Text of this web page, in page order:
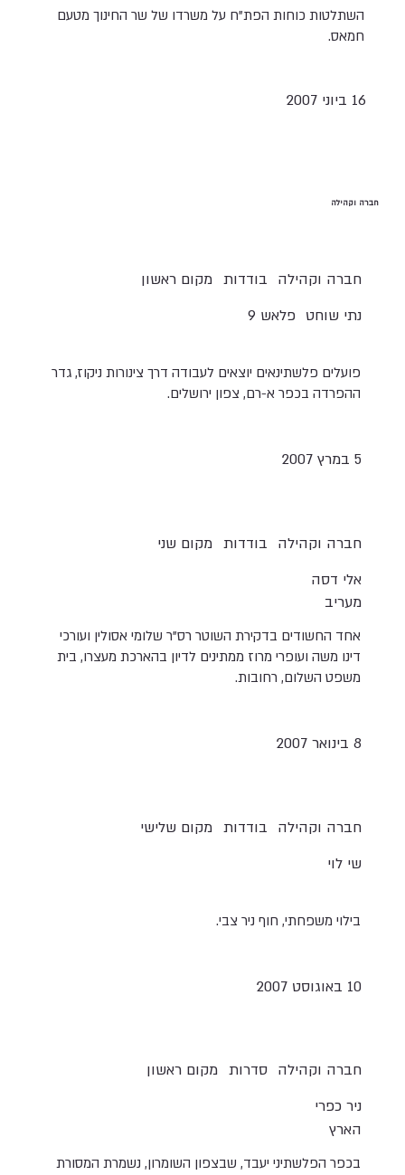
השתלטות כוחות הפת"ח על משרדו של שר החינוך מטעם
חמאס.
16 ביוני 2007
חברה וקהילה
מקום ראשון בודדות חברה וקהילה
פלאש 9 נתי שוחט
פועלים פלשתינאים יוצאים לעבודה דרך צינורות ניקוז, גדר
ההפרדה בכפר א-רם, צפון ירושלים.
5 במרץ 2007
מקום שני בודדות חברה וקהילה
אלי דסה
מעריב
אחד החשודים בדקירת השוטר רס"ר שלומי אסולין ועורכי
דינו משה ועופרי מרוז ממתינים לדיון בהארכת מעצרו, בית
משפט השלום, רחובות.
8 בינואר 2007
מקום שלישי בודדות חברה וקהילה
שי לוי
בילוי משפחתי, חוף ניר צבי.
10 באוגוסט 2007
מקום ראשון סדרות חברה וקהילה
ניר כפרי
הארץ
בכפר הפלשתיני יעבד, שבצפון השומרון, נשמרת המסורת